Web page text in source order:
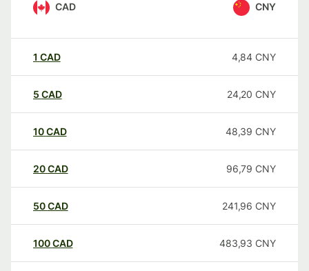
CAD CNY
1 CAD 4,84 CNY
5 CAD 24,20 CNY
10CAD 48,39 CNY
20CAD 96,79 CNY
50CAD 241,96 CNY
100CAD 483,93 CNY